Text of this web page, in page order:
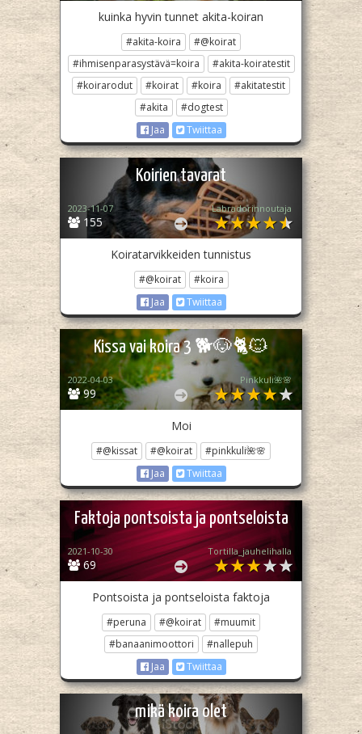
kuinka hyvin tunnet akita-koiran
#akita-koira
#@koirat
#ihmisenparasystävä=koira
#akita-koiratestit
#koirarodut
#koirat #koira
#akitatestit
#akita
#dogtest
Jaa
Twiittaa
Koirien tavarat
155
2023-11-07 Labradorinnoutaja
Koiratarvikkeiden tunnistus
#@koirat
#koira
Jaa
Twiittaa
Kissa vai koira 3 🐕🐶🐈🐱
99
2022-04-03 Pinkkuli🌺🌸
Moi
#@kissat #@koirat
#pinkkuli🌺🌸
Jaa
Twiittaa
Faktoja pontsoista ja pontseloista
69
2021-10-30 Tortilla_jauhelihalla
Pontsoista ja pontseloista faktoja
#peruna #@koirat
#muumit
#banaanimoottori
#nallepuh
Jaa
Twiittaa
mikä koira olet